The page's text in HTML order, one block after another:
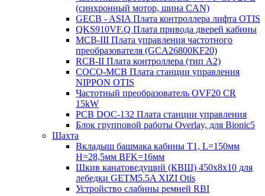
(синхронный мотор, шина CAN)
GECB - ASIA Плата контроллера лифта OTIS
QKS910VF.Q Плата привода дверей кабины
MCB-III Плата управления частотного
преобразователя (GCA26800KF20)
RCB-II Плата контроллера (тип A2)
COCO-MCB Плата станции управления
NIPPON OTIS
Частотный преобразователь OVF20 CR
15kW
PCB DOC-132 Плата станции управления
Блок групповой работы Overlay, для Bionic5
Шахта
Вкладыш башмака кабины T1, L=150мм
H=28,5мм BFK=16мм
Шкив канатоведущий (КВШ) 450х8х10 для
лебедки GETM5.5A XIZI Otis
Устройство слабины ремней RBI